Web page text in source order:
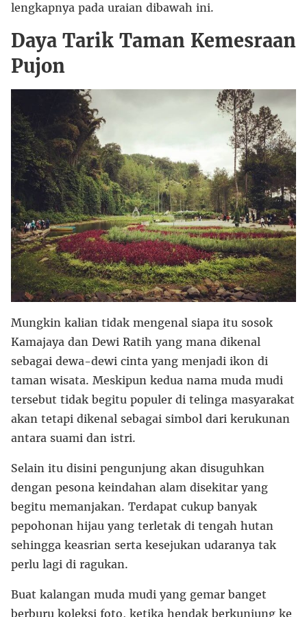
lengkapnya pada uraian dibawah ini.
Daya Tarik Taman Kemesraan
Pujon
Mungkin kalian tidak mengenal siapa itu sosok
Kamajaya dan Dewi Ratih yang mana dikenal
sebagai dewa-dewi cinta yang menjadi ikon di
taman wisata. Meskipun kedua nama muda mudi
tersebut tidak begitu populer di telinga masyarakat
akan tetapi dikenal sebagai simbol dari kerukunan
antara suami dan istri.
Selain itu disini pengunjung akan disuguhkan
dengan pesona keindahan alam disekitar yang
begitu memanjakan. Terdapat cukup banyak
pepohonan hijau yang terletak di tengah hutan
sehingga keasrian serta kesejukan udaranya tak
perlu lagi di ragukan.
Buat kalangan muda mudi yang gemar banget
berburu koleksi foto, ketika hendak berkunjung ke